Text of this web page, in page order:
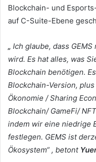
Blockchain- und
auf C-Suite-Ebene
„ Ich glaube, dass
wird. Es hat alles, was
Blockchain benötigen.
Blockchain-Version,
Ökonomie / Sharing
Blockchain/ GameFi/
indem wir eine niedrige
festlegen. GEMS ist
Ökosystem“ , betont